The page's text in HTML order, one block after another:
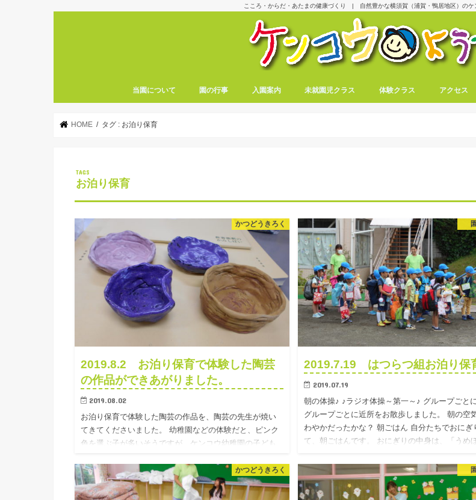
こころ・からだ・あたまの健康づくり | 自然豊かな横須賀（浦賀・鴨居地区）のケ
当園について 園の行事 入園案内 未就園児クラス 体験クラス アクセス
HOME タグ : お泊り保育
お泊り保育
かつどうきろく
2019.8.2 お泊り保育で体験した陶芸
の作品ができあがりました。
2019.08.02
お泊り保育で体験した陶芸の作品を、陶芸の先生が焼い
てきてくださいました。 幼稚園などの体験だと、ピンク
色を選ぶ子が多いそうですが、ケンコウ幼稚園の子ども
の子ども達って芸術…
2019.7.19 はつらつ組お泊り
2019.07.19
朝の体操♪ ♪ラジオ体操～第一～♪ グループごと
グループごとに近所をお散歩しました。 朝の空
わやかだったかな？ 朝ごはん 自分たちでおにぎ
て、朝ごはんです。 おにぎりの中身は、「うめ
かつどうきろく